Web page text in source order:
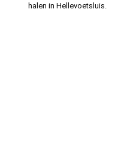
halen in Hellevoetsluis.